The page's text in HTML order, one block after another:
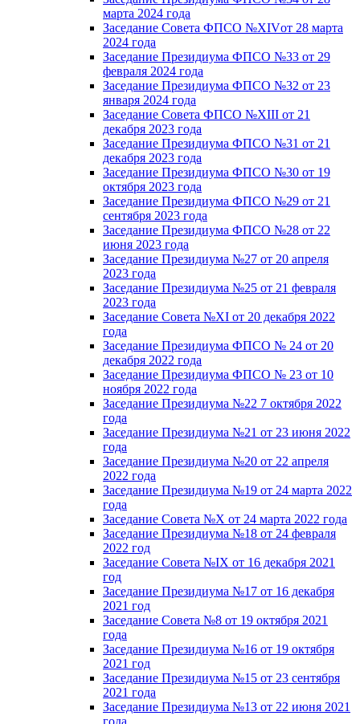
марта 2024 года
Заседание Совета ФПСО №XIVот 28 марта
2024 года
Заседание Президиума ФПСО №33 от 29
февраля 2024 года
Заседание Президиума ФПСО №32 от 23
января 2024 года
Заседание Совета ФПСО №XIII от 21
декабря 2023 года
Заседание Президиума ФПСО №31 от 21
декабря 2023 года
Заседание Президиума ФПСО №30 от 19
октября 2023 года
Заседание Президиума ФПСО №29 от 21
сентября 2023 года
Заседание Президиума ФПСО №28 от 22
июня 2023 года
Заседание Президиума №27 от 20 апреля
2023 года
Заседание Президиума №25 от 21 февраля
2023 года
Заседание Совета №XI от 20 декабря 2022
года
Заседание Президиума ФПСО № 24 от 20
декабря 2022 года
Заседание Президиума ФПСО № 23 от 10
ноября 2022 года
Заседание Президиума №22 7 октября 2022
года
Заседание Президиума №21 от 23 июня 2022
года
Заседание Президиума №20 от 22 апреля
2022 года
Заседание Президиума №19 от 24 марта 2022
года
Заседание Совета №X от 24 марта 2022 года
Заседание Президиума №18 от 24 февраля
2022 год
Заседание Совета №IX от 16 декабря 2021
год
Заседание Президиума №17 от 16 декабря
2021 год
Заседание Совета №8 от 19 октября 2021
года
Заседание Президиума №16 от 19 октября
2021 год
Заседание Президиума №15 от 23 сентября
2021 года
Заседание Президиума №13 от 22 июня 2021
года